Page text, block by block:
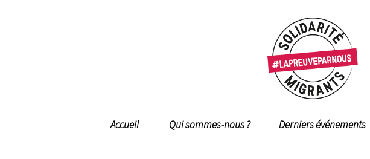
Accueil Qui sommes-nous ? Derniers événements